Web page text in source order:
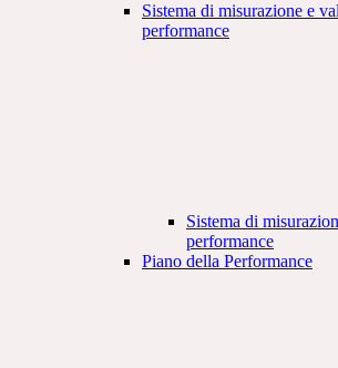
Sistema di misurazione e
performance
Sistema di
performance
Piano della Performance